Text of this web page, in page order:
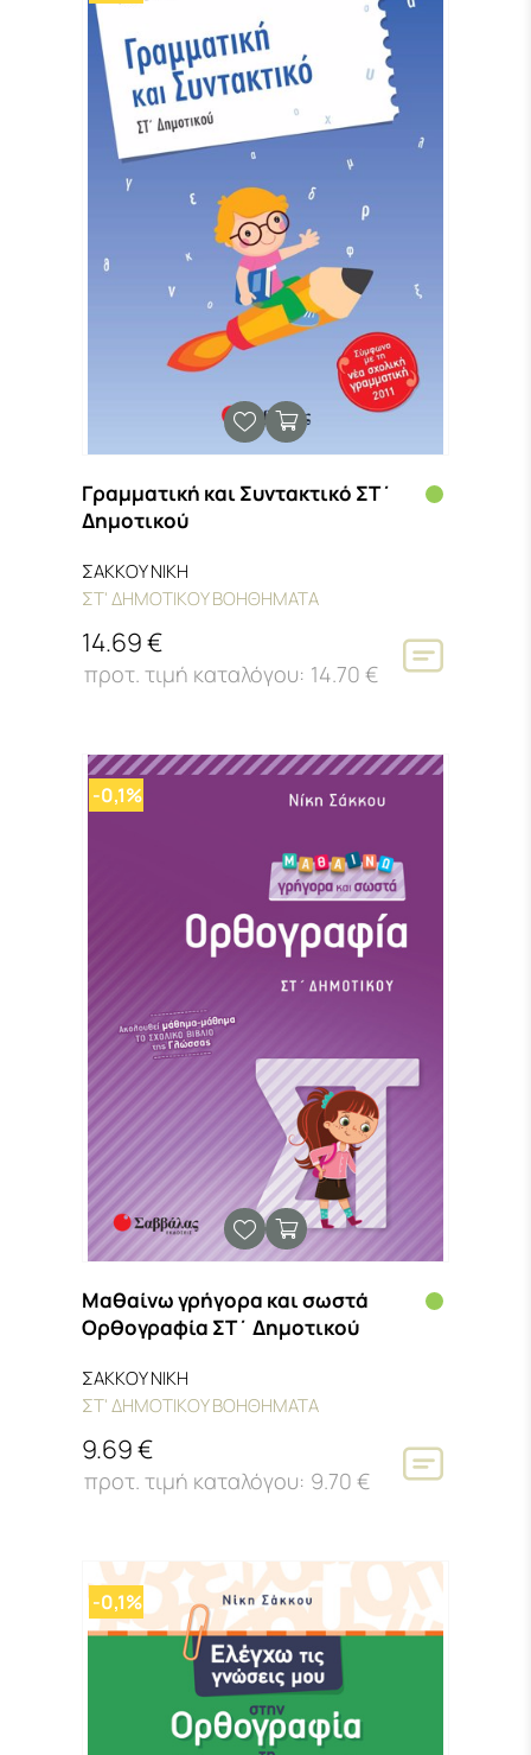
Γραμματική και Συντακτικό ΣΤ΄
Δημοτικού
ΣΑΚΚΟΥ ΝΙΚΗ
ΣΤ' ΔΗΜΟΤΙΚΟΥ ΒΟΗΘΗΜΑΤΑ
14.69 €
14.70 €
-0,1%
Μαθαίνω γρήγορα και σωστά
Ορθογραφία ΣΤ΄ Δημοτικού
ΣΑΚΚΟΥ ΝΙΚΗ
ΣΤ' ΔΗΜΟΤΙΚΟΥ ΒΟΗΘΗΜΑΤΑ
9.69 €
9.70 €
-0,1%